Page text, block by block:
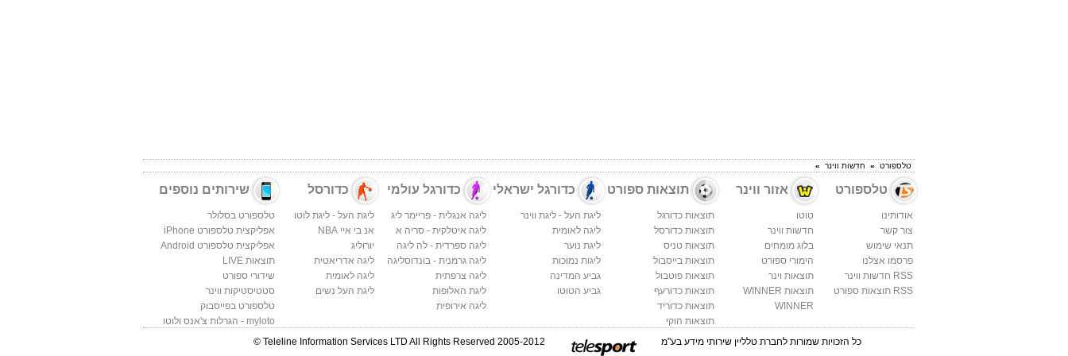
טלספורט » חדשות ווינר »
טלספורט
אודותינו
צור קשר
תנאי שימוש
פרסמו אצלנו
RSS חדשות ווינר
RSS תוצאות ספורט
אזור ווינר
טוטו
חדשות ווינר
בלוג מומחים
הימורי ספורט
תוצאות וינר
תוצאות WINNER
WINNER
תוצאות ספורט
תוצאות כדורגל
תוצאות כדורסל
תוצאות טניס
תוצאות בייסבול
תוצאות פוטבול
תוצאות כדורעף
תוצאות כדוריד
תוצאות הוקי
כדורגל ישראלי
ליגת העל - ליגת ווינר
ליגה לאומית
ליגת נוער
ליגות נמוכות
גביע המדינה
גביע הטוטו
כדורגל עולמי
ליגה אנגלית - פריימר ליג
ליגה איטלקית - סריה א
ליגה ספרדית - לה ליגה
ליגה גרמנית - בונדוסליגה
ליגה צרפתית
ליגת האלופות
ליגה אירופית
כדורסל
ליגת העל - ליגת לוטו
אנ בי איי NBA
יורוליג
ליגה אדריאטית
ליגה לאומית
ליגת העל נשים
שירותים נוספים
טלספורט בסלולר
אפליקצית טלספורט iPhone
אפליקצית טלספורט Android
תוצאות LIVE
שידורי ספורט
סטטיסטיקות ווינר
טלספורט בפייסבוק
myloto - הגרלות צ'אנס ולוטו
כל הזכויות שמורות לחברתטלליין שירותי מידעבע"מ Teleline Information Services LTD All Rights Reserved 2005-2012 ©